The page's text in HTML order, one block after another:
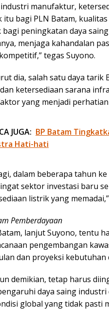
industri manufaktur,
itu bagi PLN Batam,
bagi peningkatan daya
menjaga kahandalan
tegas Suyono.
dia, salah satu daya tarik
ketersediaan sarana
yang menjadi
JUGA: BP Batam
Hati-hati
dalam beberapa tahun
sektor investasi baru
listrik yang
Pemberdayaan
lanjut Suyono, tentu
pengembangan
dan proyeksi
demikian, tetap harus
daya saing
global yang tidak pasti